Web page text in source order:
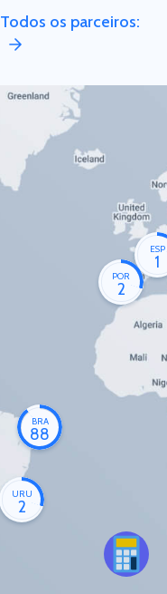
Todos os parceiros:
BRA
88
URU
2
POR
2
ESP
1